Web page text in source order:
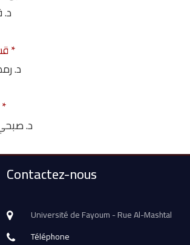
*
د.
*
د.
Contactez-nous
Université de Fayoum - Rue Al-Mashtal
Téléphone